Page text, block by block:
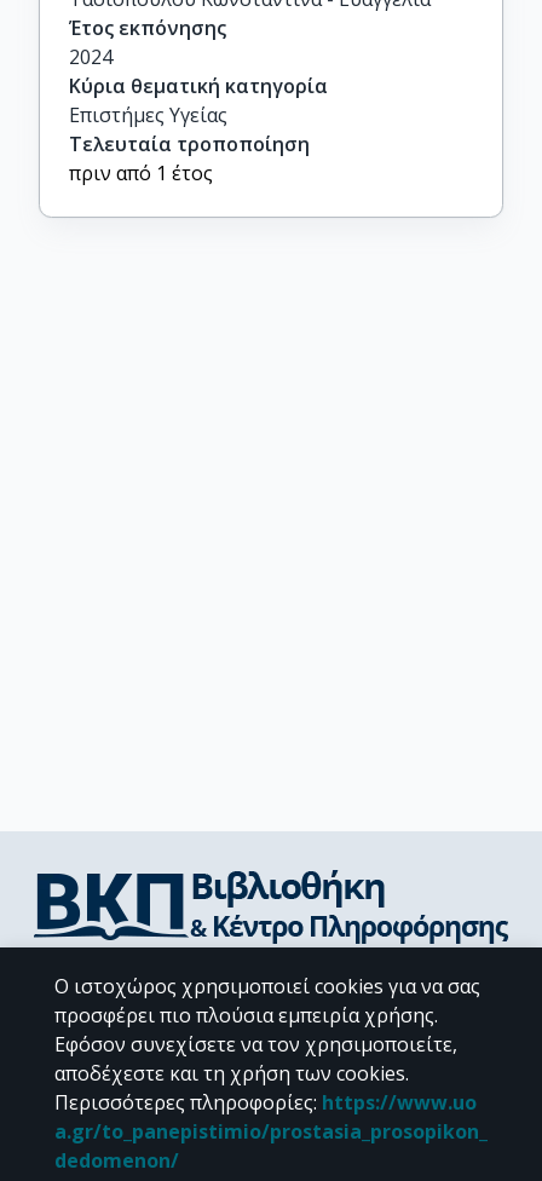
Έτος εκπόνησης
2024
Κύρια θεματική κατηγορία
Επιστήμες Υγείας
Τελευταία τροποποίηση
πριν από 1 έτος
Διεύθυνση Βιβλιοθήκης & Κέντρου Πληροφόρησης
Βιβλιοθήκες Σχολών του ΕΚΠΑ
Υπολογιστικό Κέντρο Βιβλιοθηκών
Επικοινωνία / Helpdesk
Ο ιστοχώρος χρησιμοποιεί cookies για να σας
προσφέρει πιο πλούσια εμπειρία χρήσης.
Εφόσον συνεχίσετε να τον χρησιμοποιείτε,
αποδέχεστε και τη χρήση των cookies.
Περισσότερες πληροφορίες: https://www.uo
a.gr/to_panepistimio/prostasia_prosopikon_
dedomenon/